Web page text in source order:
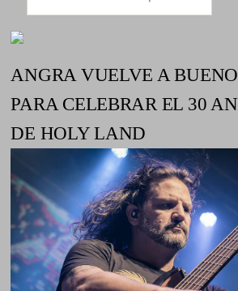
ANGRA VUELVE A
PARA CELEBRAR EL 30
DE HOLY LAND